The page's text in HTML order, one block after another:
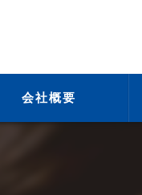
会社概要